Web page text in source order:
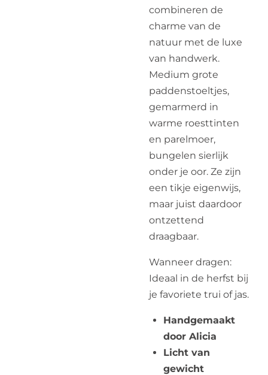
combineren de
charme van de
natuur met de luxe
van handwerk.
Medium grote
paddenstoeltjes,
gemarmerd in
warme roesttinten
en parelmoer,
bungelen sierlijk
onder je oor. Ze zijn
een tikje eigenwijs,
maar juist daardoor
ontzettend
draagbaar.
Wanneer dragen:
Ideaal in de herfst bij
je favoriete trui of jas.
Handgemaakt
door Alicia
Licht van
gewicht